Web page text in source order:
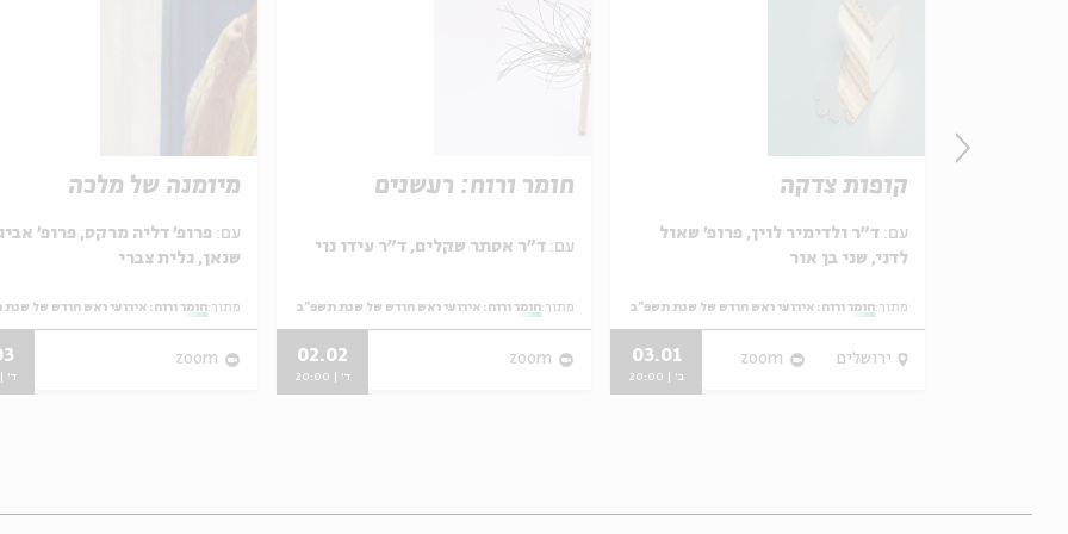
מיומנה של מלכה
עם: פרופ' דליה מרקס, פרופ'
שנאן, גלית צברי
מתוך:חומר ורוח: אירועי ראש חודש של
zoom
ד' | 20:00
חומר ורוח: רעשנים
עם:
מתוך:חומר ורוח: אירועי ראש חודש של שנת תשפ"ב
zoom
02.02
ד' | 20:00
קופות צדקה
עם: ד"ר ולדימיר לוין, פרופ' שאול
לדני, שני בן אור
מתוך:חומר ורוח: אירועי ראש חודש של שנת תשפ"ב
ירושלים zoom
03.01
ב' | 20:00